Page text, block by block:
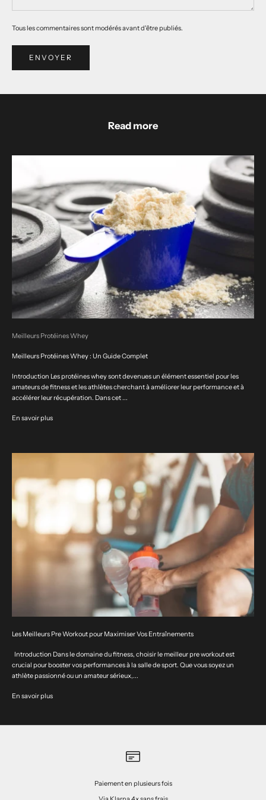
Tous les commentaires sont modérés avant d'être publiés.
ENVOYER
Read more
Meilleurs Protéines Whey
Meilleurs Protéines Whey : Un Guide Complet
Introduction Les protéines whey sont devenues un élément essentiel pour les
amateurs de fitness et les athlètes cherchant à améliorer leur performance et à
accélérer leur récupération. Dans cet ...
En savoir plus
Les Meilleurs Pre Workout pour Maximiser Vos Entraînements
Introduction Dans le domaine du fitness, choisir le meilleur pre workout est
crucial pour booster vos performances à la salle de sport. Que vous soyez un
athlète passionné ou un amateur sérieux,...
En savoir plus
Paiement en plusieurs fois